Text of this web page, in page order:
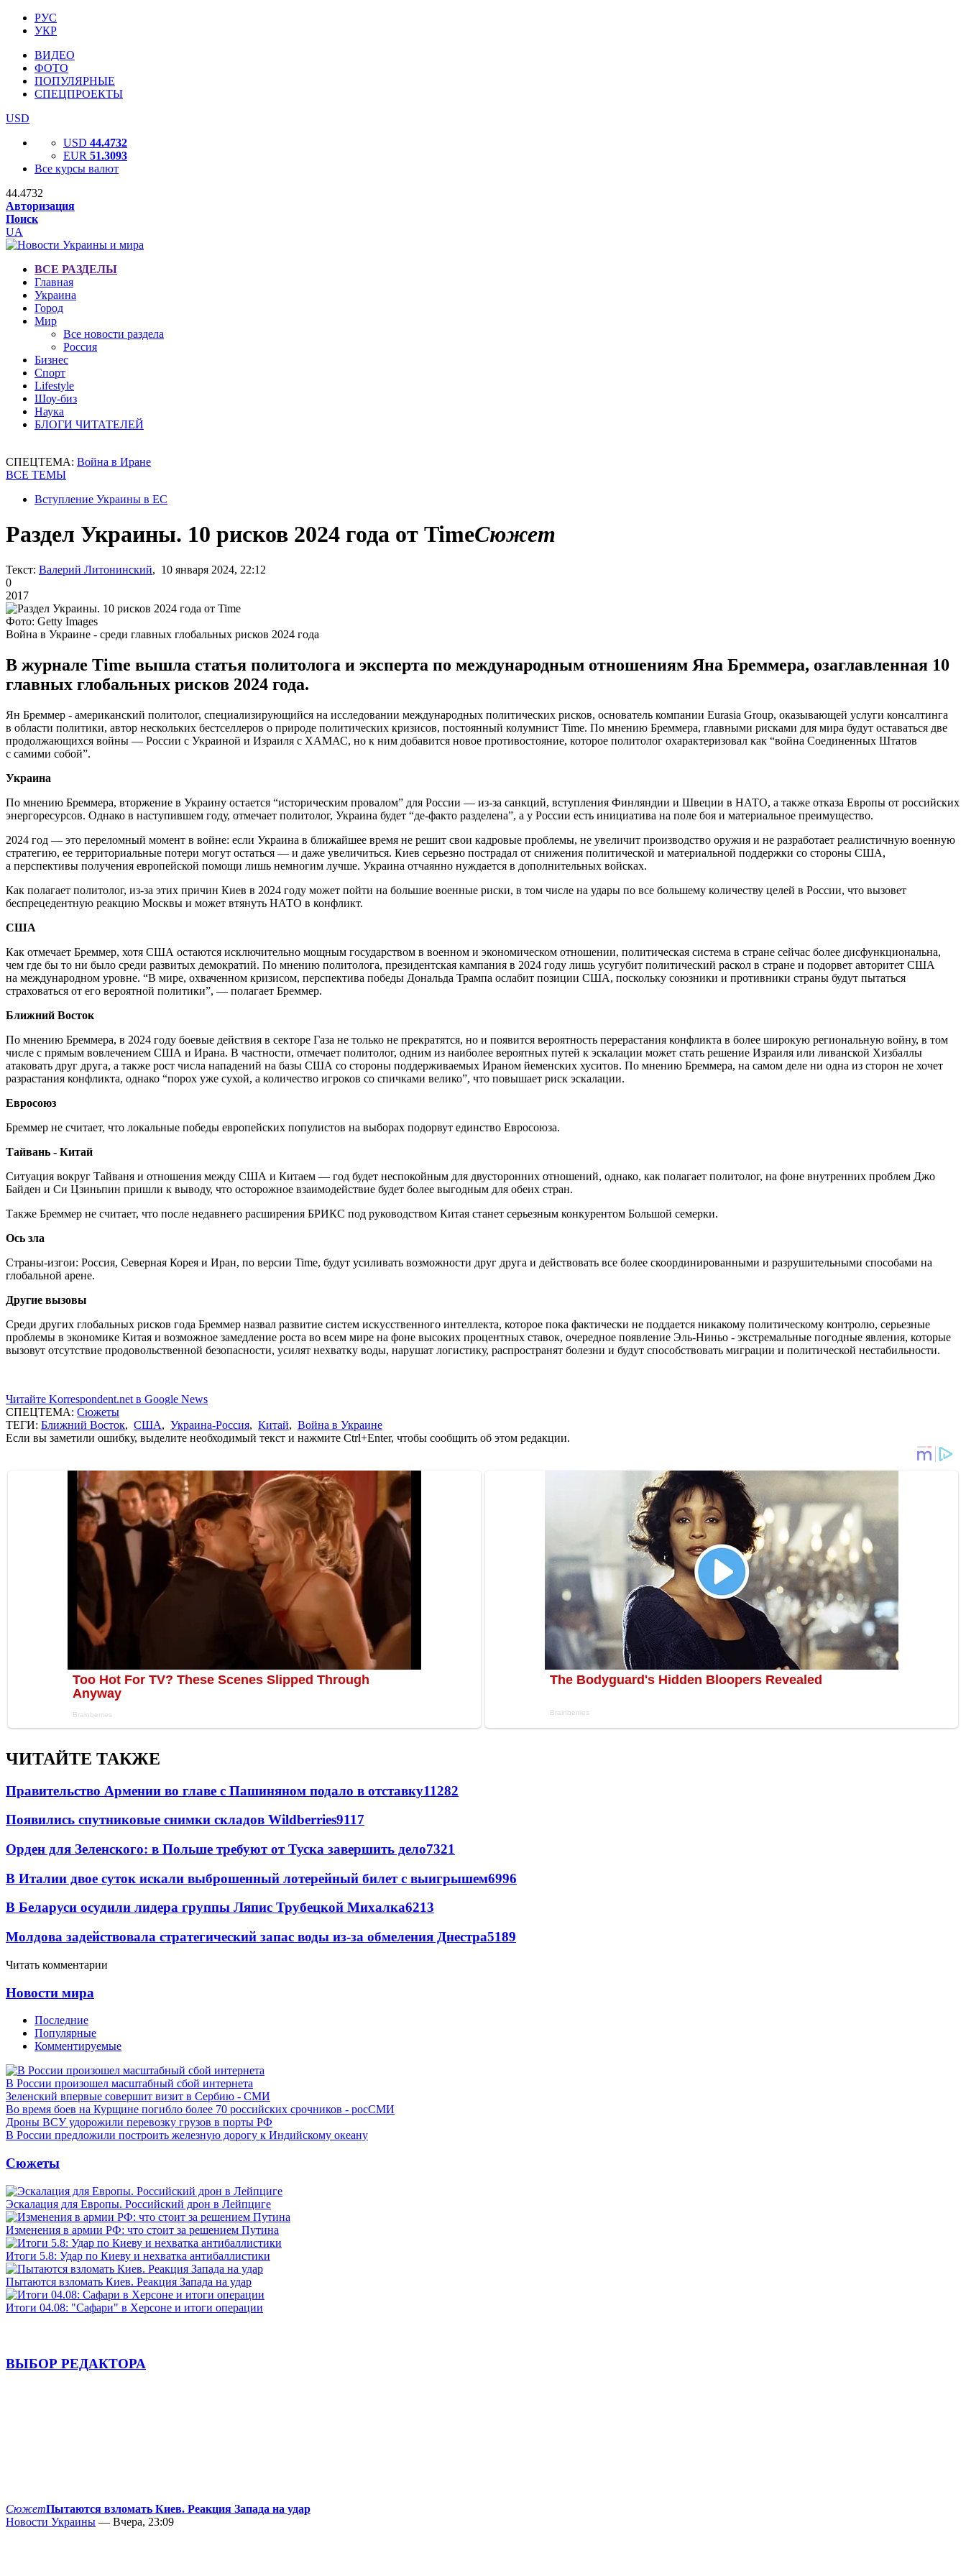
РУС
УКР
ВИДЕО
ФОТО
ПОПУЛЯРНЫЕ
СПЕЦПРОЕКТЫ
USD
USD 44.4732
EUR 51.3093
Все курсы валют
44.4732
Авторизация
Поиск
UA
ВСЕ РАЗДЕЛЫ
Главная
Украина
Город
Мир
Все новости раздела
Россия
Бизнес
Спорт
Lifestyle
Шоу-биз
Наука
БЛОГИ ЧИТАТЕЛЕЙ
СПЕЦТЕМА: Война в Иране
ВСЕ ТЕМЫ
Вступление Украины в ЕС
Раздел Украины. 10 рисков 2024 года от TimeСюжет
Текст: Валерий Литонинский, 10 января 2024, 22:12
0
2017
Фото: Getty Images
Война в Украине - среди главных глобальных рисков 2024 года
В журнале Time вышла статья политолога и эксперта по международным отношениям Яна Бреммера, озаглавленная 10
главных глобальных рисков 2024 года.
Ян Бреммер - американский политолог, специализирующийся на исследовании международных политических рисков, основатель компании Eurasia Group, оказывающей услуги консалтинга
в области политики, автор нескольких бестселлеров о природе политических кризисов, постоянный колумнист Time. По мнению Бреммера, главными рисками для мира будут оставаться две
продолжающихся войны — России с Украиной и Израиля с ХАМАС, но к ним добавится новое противостояние, которое политолог охарактеризовал как “война Соединенных Штатов
с самими собой”.
Украина
По мнению Бреммера, вторжение в Украину остается “историческим провалом” для России — из-за санкций, вступления Финляндии и Швеции в НАТО, а также отказа Европы от российских
энергоресурсов. Однако в наступившем году, отмечает политолог, Украина будет “де-факто разделена”, а у России есть инициатива на поле боя и материальное преимущество.
2024 год — это переломный момент в войне: если Украина в ближайшее время не решит свои кадровые проблемы, не увеличит производство оружия и не разработает реалистичную военную
стратегию, ее территориальные потери могут остаться — и даже увеличиться. Киев серьезно пострадал от снижения политической и материальной поддержки со стороны США,
а перспективы получения европейской помощи лишь немногим лучше. Украина отчаянно нуждается в дополнительных войсках.
Как полагает политолог, из-за этих причин Киев в 2024 году может пойти на большие военные риски, в том числе на удары по все большему количеству целей в России, что вызовет
беспрецедентную реакцию Москвы и может втянуть НАТО в конфликт.
США
Как отмечает Бреммер, хотя США остаются исключительно мощным государством в военном и экономическом отношении, политическая система в стране сейчас более дисфункциональна,
чем где бы то ни было среди развитых демократий. По мнению политолога, президентская кампания в 2024 году лишь усугубит политический раскол в стране и подорвет авторитет США
на международном уровне. “В мире, охваченном кризисом, перспектива победы Дональда Трампа ослабит позиции США, поскольку союзники и противники страны будут пытаться
страховаться от его вероятной политики”, — полагает Бреммер.
Ближний Восток
По мнению Бреммера, в 2024 году боевые действия в секторе Газа не только не прекратятся, но и появится вероятность перерастания конфликта в более широкую региональную войну, в том
числе с прямым вовлечением США и Ирана. В частности, отмечает политолог, одним из наиболее вероятных путей к эскалации может стать решение Израиля или ливанской Хизбаллы
атаковать друг друга, а также рост числа нападений на базы США со стороны поддерживаемых Ираном йеменских хуситов. По мнению Бреммера, на самом деле ни одна из сторон не хочет
разрастания конфликта, однако “порох уже сухой, а количество игроков со спичками велико”, что повышает риск эскалации.
Евросоюз
Бреммер не считает, что локальные победы европейских популистов на выборах подорвут единство Евросоюза.
Тайвань - Китай
Ситуация вокруг Тайваня и отношения между США и Китаем — год будет неспокойным для двусторонних отношений, однако, как полагает политолог, на фоне внутренних проблем Джо
Байден и Си Цзиньпин пришли к выводу, что осторожное взаимодействие будет более выгодным для обеих стран.
Также Бреммер не считает, что после недавнего расширения БРИКС под руководством Китая станет серьезным конкурентом Большой семерки.
Ось зла
Страны-изгои: Россия, Северная Корея и Иран, по версии Time, будут усиливать возможности друг друга и действовать все более скоординированными и разрушительными способами на
глобальной арене.
Другие вызовы
Среди других глобальных рисков года Бреммер назвал развитие систем искусственного интеллекта, которое пока фактически не поддается никакому политическому контролю, серьезные
проблемы в экономике Китая и возможное замедление роста во всем мире на фоне высоких процентных ставок, очередное появление Эль-Ниньо - экстремальные погодные явления, которые
вызовут отсутствие продовольственной безопасности, усилят нехватку воды, нарушат логистику, распространят болезни и будут способствовать миграции и политической нестабильности.
Читайте Korrespondent.net в Google News
СПЕЦТЕМА: Сюжеты
ТЕГИ: Ближний Восток, США, Украина-Россия, Китай, Война в Украине
Если вы заметили ошибку, выделите необходимый текст и нажмите Ctrl+Enter, чтобы сообщить об этом редакции.
ЧИТАЙТЕ ТАКЖЕ
Правительство Армении во главе с Пашиняном подало в отставку11282
Появились спутниковые снимки складов Wildberries9117
Орден для Зеленского: в Польше требуют от Туска завершить дело7321
В Италии двое суток искали выброшенный лотерейный билет с выигрышем6996
В Беларуси осудили лидера группы Ляпис Трубецкой Михалка6213
Молдова задействовала стратегический запас воды из-за обмеления Днестра5189
Читать комментарии
Новости мира
Последние
Популярные
Комментируемые
В России произошел масштабный сбой интернета
Зеленский впервые совершит визит в Сербию - СМИ
Во время боев на Курщине погибло более 70 российских срочников - росСМИ
Дроны ВСУ удорожили перевозку грузов в порты РФ
В России предложили построить железную дорогу к Индийскому океану
Сюжеты
Эскалация для Европы. Российский дрон в Лейпциге
Изменения в армии РФ: что стоит за решением Путина
Итоги 5.8: Удар по Киеву и нехватка антибаллистики
Пытаются взломать Киев. Реакция Запада на удар
Итоги 04.08: "Сафари" в Херсоне и итоги операции
ВЫБОР РЕДАКТОРА
СюжетПытаются взломать Киев. Реакция Запада на удар
Новости Украины — Вчера, 23:09